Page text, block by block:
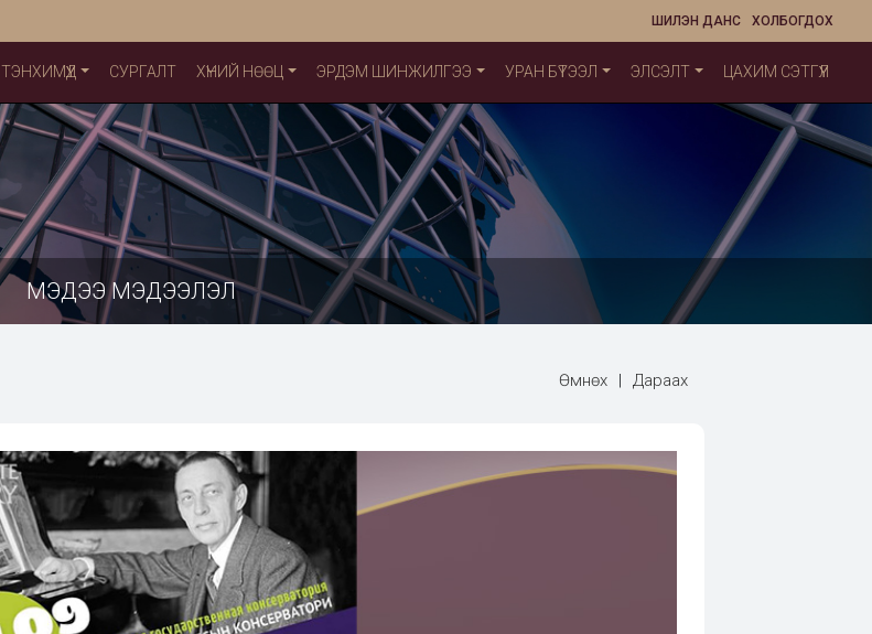
ХОЛБОГДОХ
ШИЛЭН ДАНС
ТЭНХИМҮҮД СУРГАЛТ ХҮНИЙ НӨӨЦ ЭРДЭМ ШИНЖИЛГЭЭ УРАН БҮТЭЭЛ ЭЛСЭЛТ ЦАХИМ СЭТГҮҮЛ
МЭДЭЭ МЭДЭЭЛЭЛ
Өмнөх | Дараах